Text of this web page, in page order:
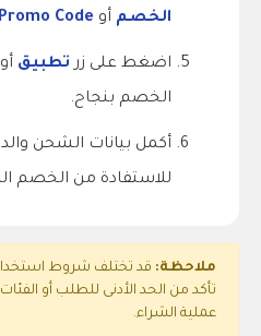
الخصم أو Promo Code
اضغط على زر تطبيق أو
الخصم بنجاح.
أكمل بيانات الشحن
للاستفادة من الخصم
ملاحظة: قد تختلف شروط
تأكد من الحد الأدنى للطلب أو
عملية الشراء.